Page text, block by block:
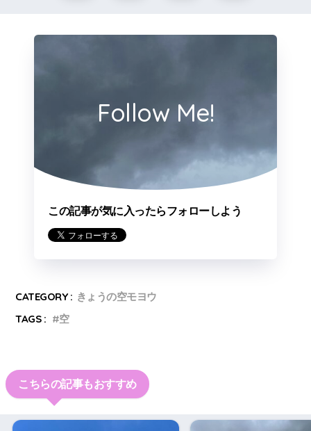
Follow Me!
この記事が気に入ったらフォローしよう
CATEGORY : きょうの空モヨウ
TAGS :
空
こちらの記事もおすすめ